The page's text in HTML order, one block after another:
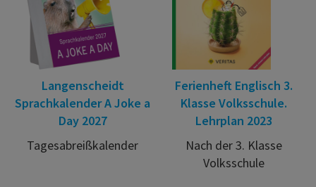
Langenscheidt
Sprachkalender A Joke a
Day 2027
Tagesabreißkalender
Ferienheft Englisch 3.
Klasse Volksschule.
Lehrplan 2023
Nach der 3. Klasse
Volksschule